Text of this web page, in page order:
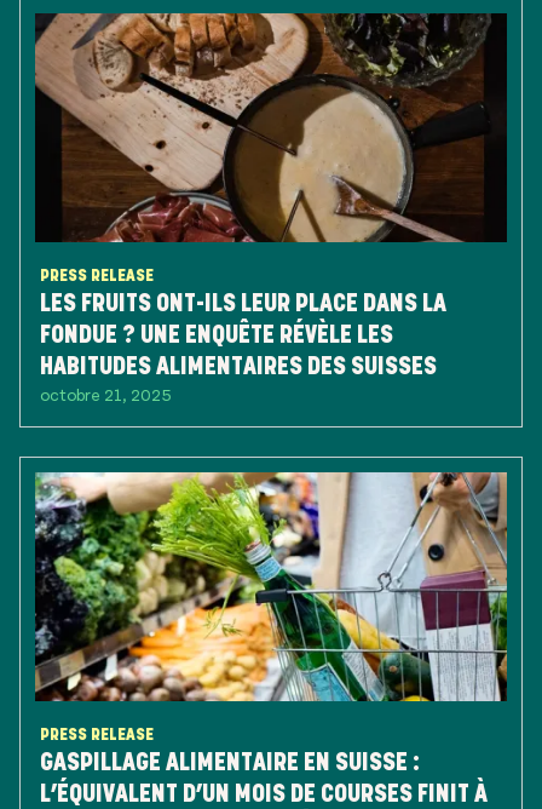
PRESS RELEASE
LES FRUITS ONT-ILS LEUR PLACE DANS LA
FONDUE ? UNE ENQUÊTE RÉVÈLE LES
HABITUDES ALIMENTAIRES DES SUISSES
octobre 21, 2025
PRESS RELEASE
GASPILLAGE ALIMENTAIRE EN SUISSE :
L’ÉQUIVALENT D’UN MOIS DE COURSES FINIT À